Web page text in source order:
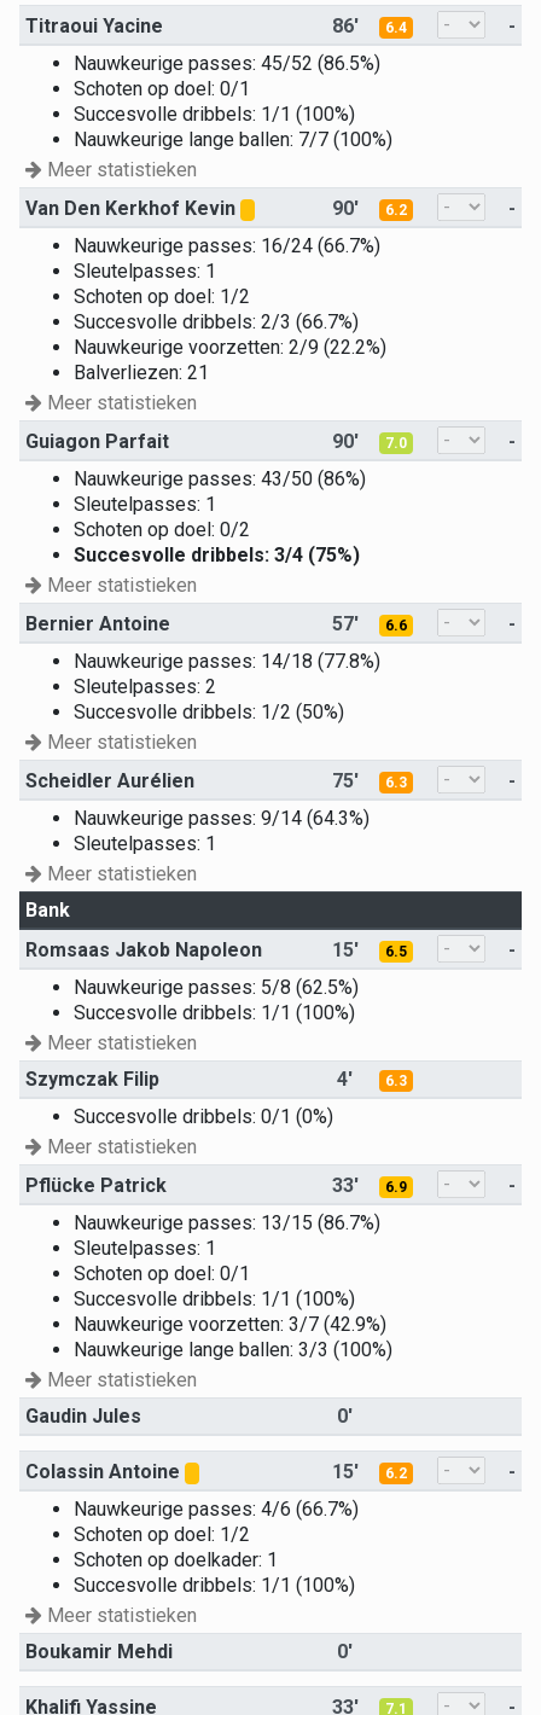
Titraoui Yacine
86' 6.4
-
Nauwkeurige passes: 45/52 (86.5%)
Schoten op doel: 0/1
Succesvolle dribbels: 1/1 (100%)
Nauwkeurige lange ballen: 7/7 (100%)
Meer statistieken
Van Den Kerkhof Kevin
90' 6.2
-
Nauwkeurige passes: 16/24 (66.7%)
Sleutelpasses: 1
Schoten op doel: 1/2
Succesvolle dribbels: 2/3 (66.7%)
Nauwkeurige voorzetten: 2/9 (22.2%)
Balverliezen: 21
Meer statistieken
Guiagon Parfait
90' 7.0
-
Nauwkeurige passes: 43/50 (86%)
Sleutelpasses: 1
Schoten op doel: 0/2
Succesvolle dribbels: 3/4 (75%)
Meer statistieken
Bernier Antoine
57' 6.6
-
Nauwkeurige passes: 14/18 (77.8%)
Sleutelpasses: 2
Succesvolle dribbels: 1/2 (50%)
Meer statistieken
Scheidler Aurélien
75' 6.3
-
Nauwkeurige passes: 9/14 (64.3%)
Sleutelpasses: 1
Meer statistieken
Bank
Romsaas Jakob Napoleon
15' 6.5
-
Nauwkeurige passes: 5/8 (62.5%)
Succesvolle dribbels: 1/1 (100%)
Meer statistieken
Szymczak Filip
4' 6.3
Succesvolle dribbels: 0/1 (0%)
Meer statistieken
Pflücke Patrick
33' 6.9
-
Nauwkeurige passes: 13/15 (86.7%)
Sleutelpasses: 1
Schoten op doel: 0/1
Succesvolle dribbels: 1/1 (100%)
Nauwkeurige voorzetten: 3/7 (42.9%)
Nauwkeurige lange ballen: 3/3 (100%)
Meer statistieken
Gaudin Jules
0'
Colassin Antoine 15' 6.2
-
Nauwkeurige passes: 4/6 (66.7%)
Schoten op doel: 1/2
Schoten op doelkader: 1
Succesvolle dribbels: 1/1 (100%)
Meer statistieken
Boukamir Mehdi
0'
Khalifi Yassine 33' 7.1 -